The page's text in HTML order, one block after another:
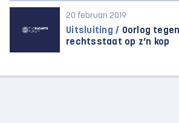
20 februari 2019
Uitsluiting / Oorlog
rechtsstaat op z’n kop